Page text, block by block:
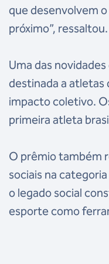
que desenvolvem
próximo”, ressaltou.
Uma das
destinada a atletas
impacto coletivo.
primeira atleta
O prêmio também
sociais na
o legado social
esporte como